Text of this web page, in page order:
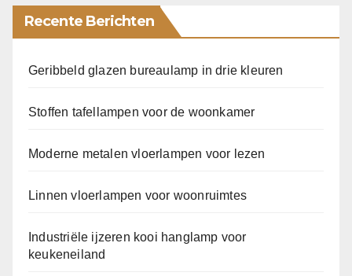
Recente Berichten
Geribbeld glazen bureaulamp in drie kleuren
Stoffen tafellampen voor de woonkamer
Moderne metalen vloerlampen voor lezen
Linnen vloerlampen voor woonruimtes
Industriële ijzeren kooi hanglamp voor
keukeneiland